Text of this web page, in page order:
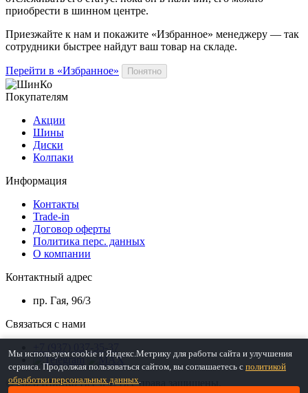
приобрести в шинном центре.
Приезжайте к нам и покажите «Избранное» менеджеру — так
сотрудники быстрее найдут ваш товар на складе.
Перейти в «Избранное» Понятно
Покупателям
Акции
Шины
Диски
Колпаки
Информация
Контакты
Trade-in
Договор оферты
Политика перс. данных
О компании
Контактный адрес
пр. Гая, 96/3
Связаться с нами
© 2026 ШинКо Всё в 1. Все права защищены.
Мы используем cookie и Яндекс.Метрику для работы сайта и улучшения
сервиса. Продолжая пользоваться сайтом, вы соглашаетесь с политикой
обработки персональных данных.